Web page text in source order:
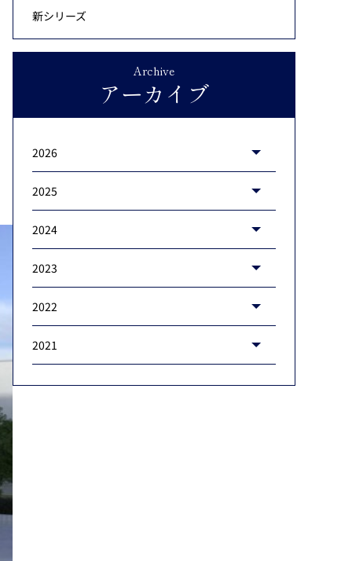
新シリーズ
Archive
アーカイブ
2026
2025
2024
2023
2022
2021